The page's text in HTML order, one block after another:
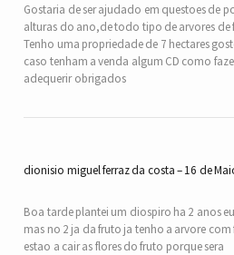
Gostaria de ser ajudado em questoes de
alturas do ano,de todo tipo de arvores de
Tenho uma propriedade de 7 hectares
caso tenham a venda algum CD como
adequerir obrigados
dionisio miguel ferraz da costa 16 de
Boa tarde plantei um diospiro ha 2 anos
mas no 2 ja da fruto ja tenho a arvore
estao a cair as flores do fruto porque sera